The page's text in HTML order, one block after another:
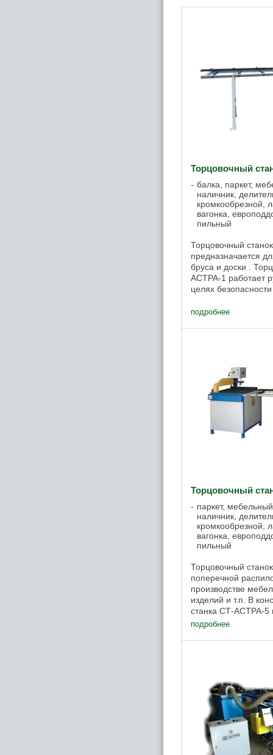
Торцовочный
балка, паркет,
наличник,
кромкообрезной,
вагонка,
пильный
Торцовочный
предназначается
бруса и доски .
АСТРА-1 работает
целях
торцовочного
подробнее
Торцовочный
паркет,
наличник,
кромкообрезной,
вагонка,
пильный
Торцовочный
поперечной
производстве
изделий и т.п. В
станка СТ-АСТРА-5
механизм прижима
подробнее